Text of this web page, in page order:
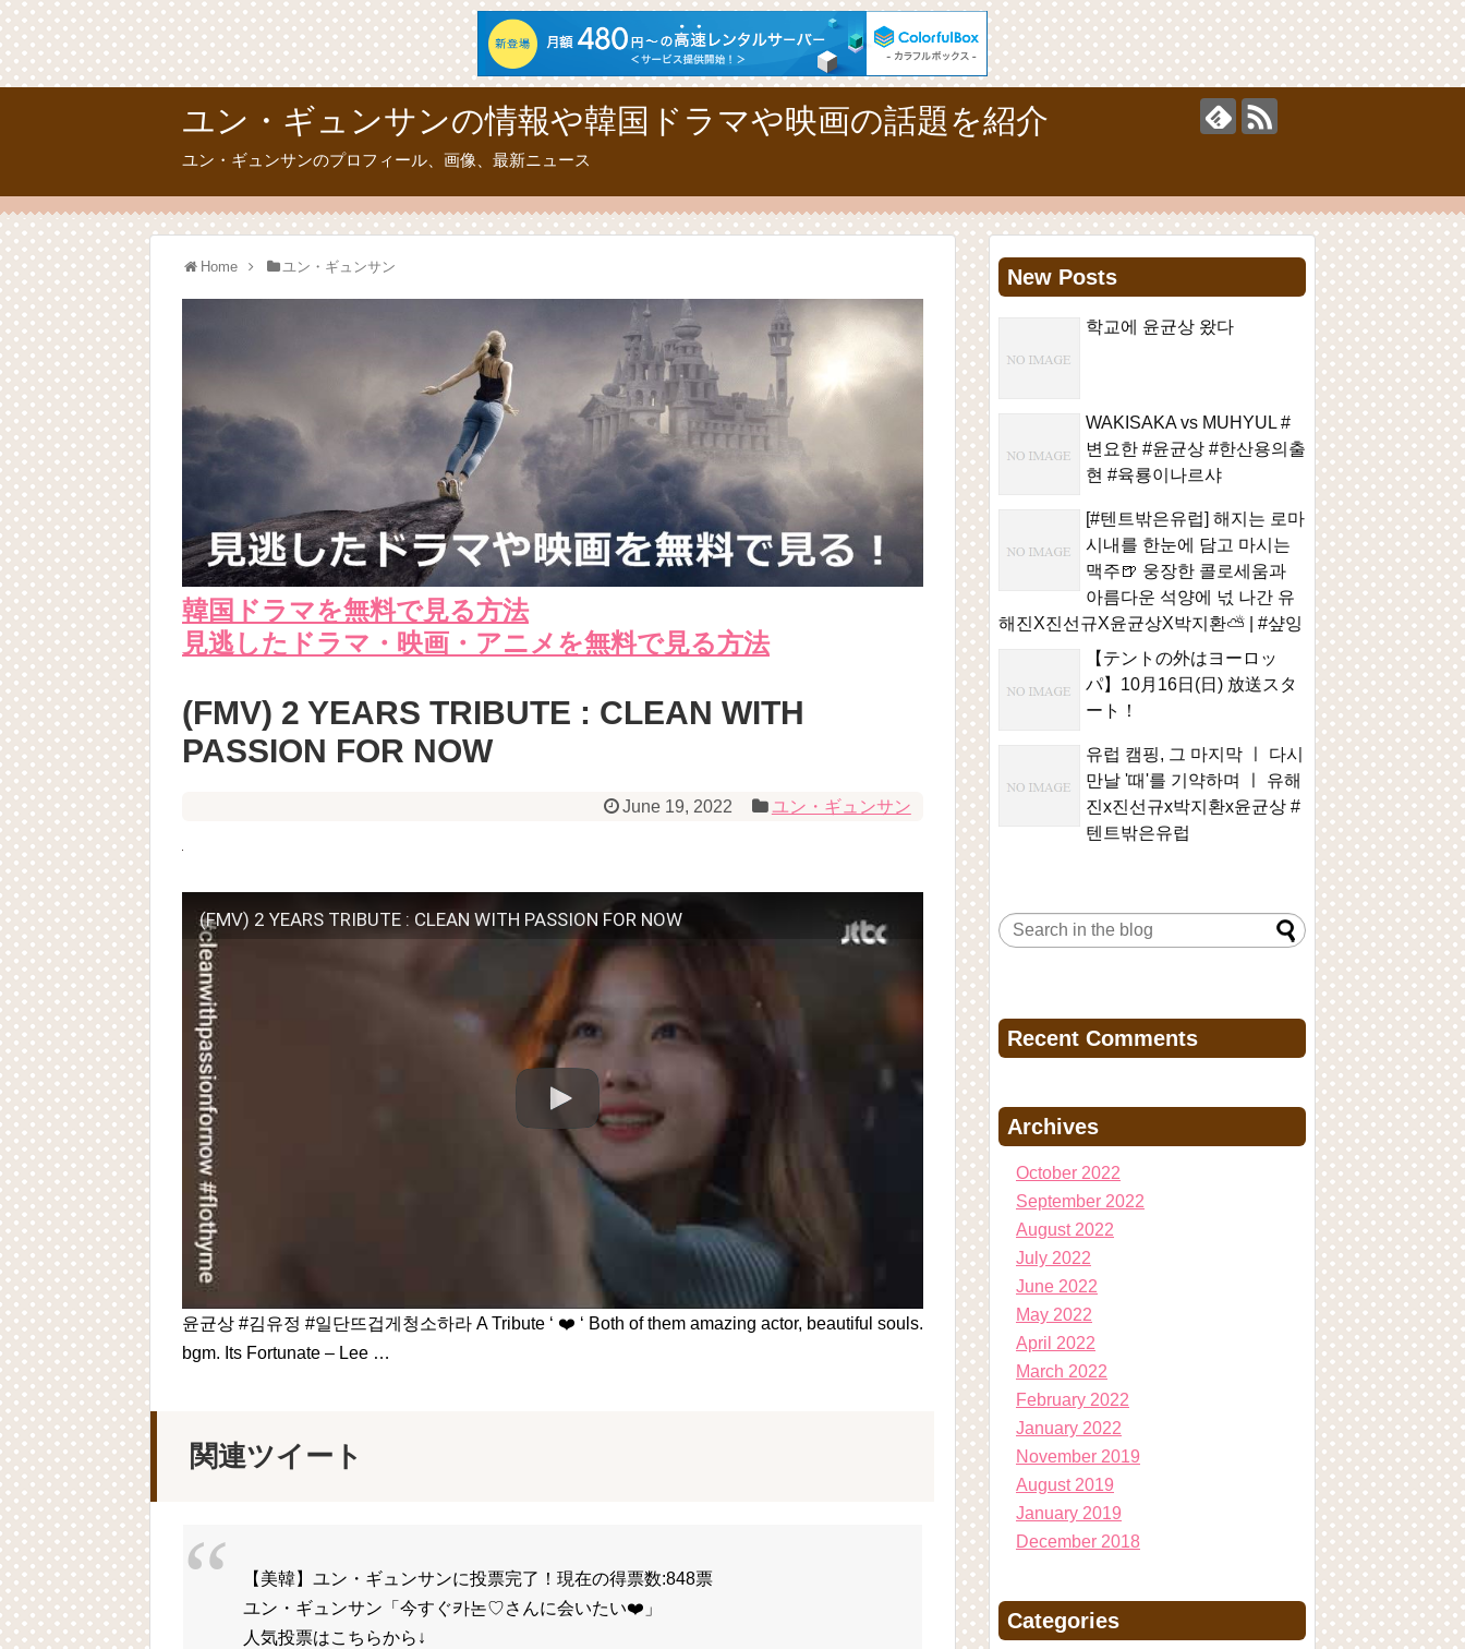
ユン・ギュンサンの情報や韓国ドラマや映画の話題を紹介
ユン・ギュンサンのプロフィール、画像、最新ニュース
Home ユン・ギュンサン
韓国ドラマを無料で見る方法
見逃したドラマ・映画・アニメを無料で見る方法
(FMV) 2 YEARS TRIBUTE : CLEAN WITH
PASSION FOR NOW
June 19, 2022 ユン・ギュンサン
(FMV) 2 YEARS TRIBUTE : CLEAN WITH PASSION FOR NOW
윤균상 #김유정 #일단뜨겁게청소하라 A Tribute ‘ ❤️ ‘ Both of them amazing actor, beautiful souls.
bgm. Its Fortunate – Lee …
関連ツイート
【美韓】ユン・ギュンサンに投票完了！現在の得票数:848票
ユン・ギュンサン「今すぐ카논♡さんに会いたい❤️」
人気投票はこちらから↓
New Posts
학교에 윤균상 왔다
WAKISAKA vs MUHYUL #
변요한 #윤균상 #한산용의출
현 #육룡이나르샤
[#텐트밖은유럽] 해지는 로마
시내를 한눈에 담고 마시는
맥주🍺 웅장한 콜로세움과
아름다운 석양에 넋 나간 유
해진X진선규X윤균상X박지환⛅ | #샾잉
【テントの外はヨーロッ
パ】10月16日(日) 放送スタ
ート！
유럽 캠핑, 그 마지막 ㅣ 다시
만날 '때'를 기약하며 ㅣ 유해
진x진선규x박지환x윤균상 #
텐트밖은유럽
Recent Comments
Archives
October 2022
September 2022
August 2022
July 2022
June 2022
May 2022
April 2022
March 2022
February 2022
January 2022
November 2019
August 2019
January 2019
December 2018
Categories